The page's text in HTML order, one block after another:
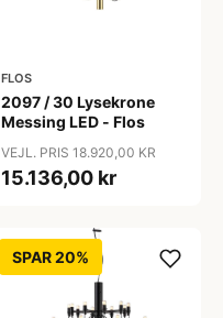
FLOS
2097 / 30 Lysekrone
Messing LED - Flos
VEJL. PRIS 18.920,00 KR
15.136,00 kr
SPAR 20%